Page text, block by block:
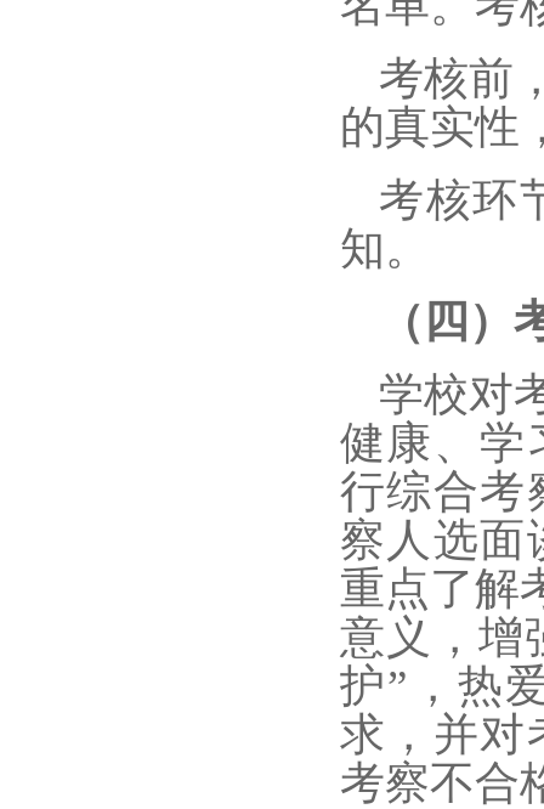
考核前
的真实性
考核环
知。
（四）
学校对
健康、学
行综合考
察人选面
重点了解
意义，增
护”，热
求，并对
考察不合